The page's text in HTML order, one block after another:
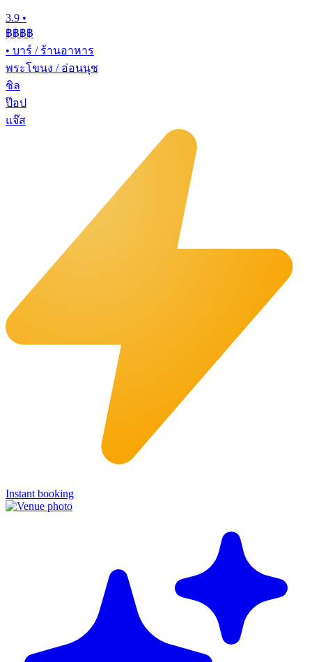
3.9 •
฿฿฿฿
• บาร์ / ร้านอาหาร
พระโขนง / อ่อนนุช
ชิล
ป๊อป
แจ๊ส
Instant booking